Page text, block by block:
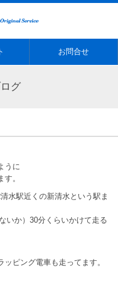
お問合せ
グ
うに
。
水駅近くの新清水という駅ま
いか）30分くらいかけて走る
ピング電車も走ってます。